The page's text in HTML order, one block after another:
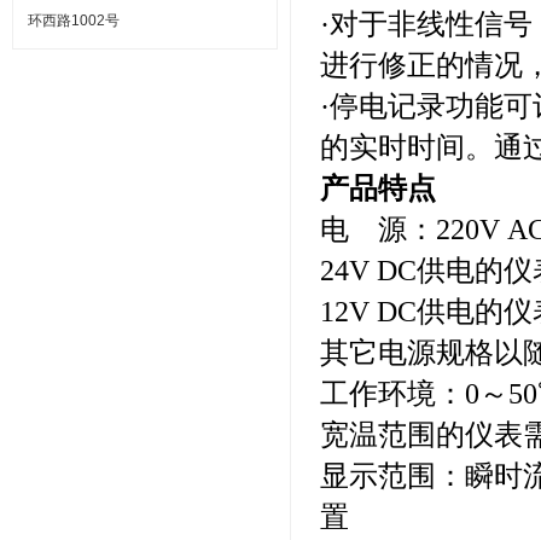
环西路1002号
·对于非线性信
进行修正的情况
·停电记录功能
的实时时间。通
产品特点
电 源：220V
24V DC供电的
12V DC供电的
其它电源规格以
工作环境：0～
宽温范围的仪表
显示范围：瞬时
置